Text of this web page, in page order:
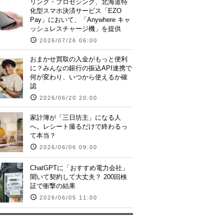
リンク・プロセシング、北海道特
化型スマホ決済サービス「EZO
Pay」において、「Anywhere キャ
ッシュレスチャージ機」を提供
2026/07/26 06:00
おまかせ買取の入金がもっと便利
に？みんなの銀行の振込API連携で
何が変わり、いつから使えるか確
認
2026/06/20 20:00
家計簿が「三日坊主」になる人
へ。レシート撮るだけで終わるっ
て本当？
2026/06/06 09:00
ChatGPTに「おすすめ電力会社」
聞いて契約して大丈夫？ 200回検
証で衝撃の結果
2026/06/05 11:00